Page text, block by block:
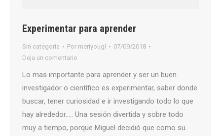
Experimentar para aprender
Sin categoría Por meriyougl
07/09/2018
Deja un comentario
Lo mas importante para aprender y ser un buen
investigador o científico es experimentar, saber donde
buscar, tener curiosidad e ir investigando todo lo que
hay alrededor….. Una sesión divertida y sobre todo
muy a tiempo, porque Miguel decidió que como su